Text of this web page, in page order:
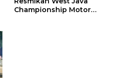
Championship Motor